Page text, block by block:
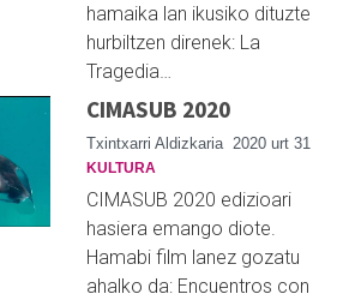
hamaika lan ikusiko dituzte
hurbiltzen direnek: La
Tragedia…
CIMASUB 2020
Txintxarri Aldizkaria 2020 urt 31
KULTURA
CIMASUB 2020 edizioari
hasiera emango diote.
Hamabi film lanez gozatu
ahalko da: Encuentros con